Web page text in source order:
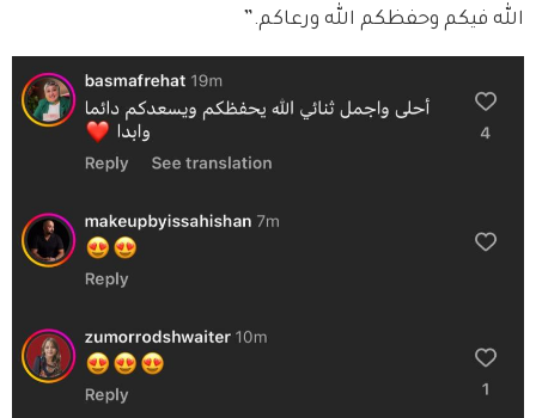
الله فيكم وحفظكم الله ورعاكم.”